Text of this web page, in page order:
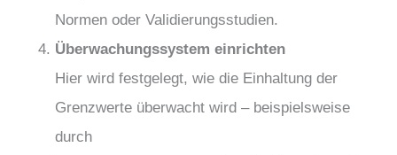
Normen oder Validierungsstudien.
Überwachungssystem einrichten
Hier wird festgelegt, wie die Einhaltung der
Grenzwerte überwacht wird – beispielsweise
durch